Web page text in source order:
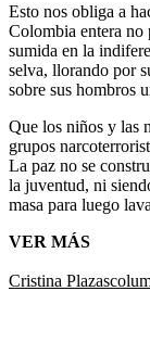
Esto nos obliga a
Colombia entera no
sumida en la
selva, llorando por
sobre sus hombros
Que los niños y las
grupos
La paz no se
la juventud, ni
masa para luego
VER MÁS
Cristina Plazas